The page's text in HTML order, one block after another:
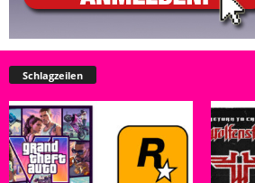
Schlagzeilen